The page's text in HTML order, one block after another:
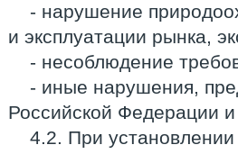
- нарушение
и эксплуатации рынка,
- несоблюдение
- иные нарушения,
Российской Федерации
4.2. При